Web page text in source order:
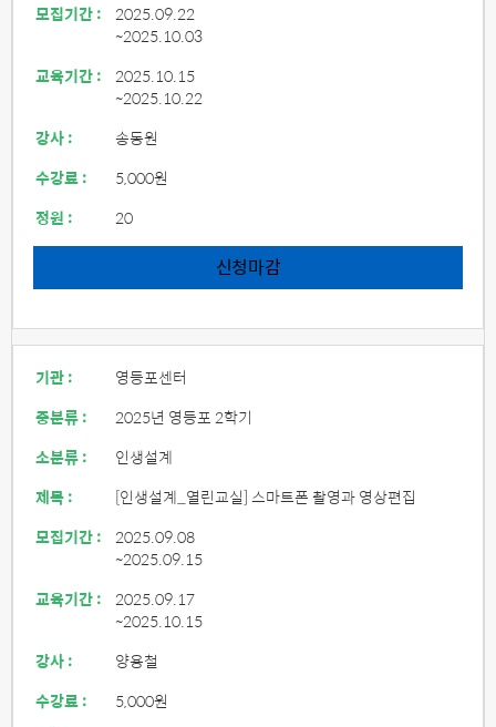
모집기간 : 2025.09.22
~2025.10.03
교육기간 : 2025.10.15
~2025.10.22
강사 :
송동원
수강료 :
5,000원
정원 :
20
신청마감
기관 :
영등포센터
중분류 :
2025년 영등포 2학기
소분류 :
인생설계
제목 :
[인생설계_열린교실] 스마트폰 촬영과 영상편집
모집기간 : 2025.09.08
~2025.09.15
교육기간 : 2025.09.17
~2025.10.15
강사 :
양용철
수강료 :
5,000원